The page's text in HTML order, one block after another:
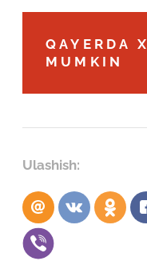
QAYERDA
MUMKIN
Ulashish:
Robot
Robot